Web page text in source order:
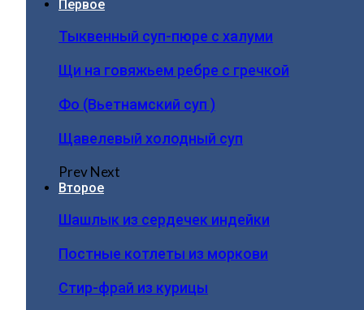
Первое
Тыквенный суп-пюре с халуми
Щи на говяжьем ребре с гречкой
Фо (Вьетнамский суп )
Щавелевый холодный суп
PrevNext
Второе
Шашлык из сердечек индейки
Постные котлеты из моркови
Стир-фрай из курицы